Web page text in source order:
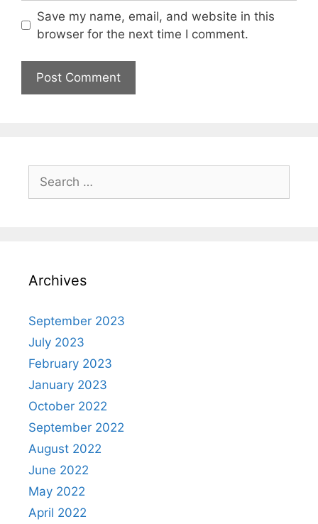
Save my name, email, and website in this
browser for the next time I comment.
Archives
September 2023
July 2023
February 2023
January 2023
October 2022
September 2022
August 2022
June 2022
May 2022
April 2022